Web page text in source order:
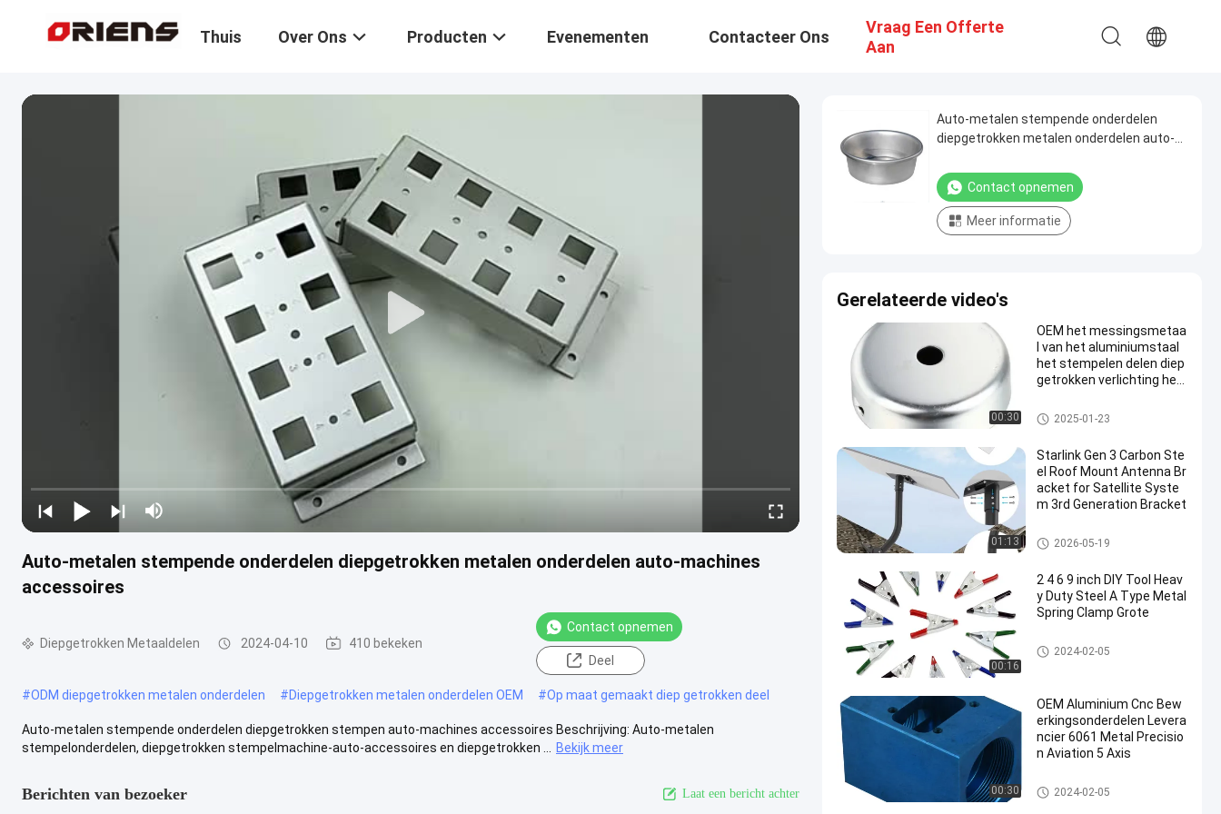
Thuis Over Ons Producten Evenementen Contacteer Ons
Vraag Een Offerte
Aan
Auto-metalen stempende onderdelen diepgetrokken metalen onderdelen auto-machines
accessoires
Diepgetrokken Metaaldelen 2024-04-10 410 bekeken
Contact opnemen
Deel
#ODM diepgetrokken metalen onderdelen #Diepgetrokken metalen onderdelen OEM #Op maat gemaakt diep getrokken deel
Auto-metalen stempende onderdelen diepgetrokken stempen auto-machines accessoires Beschrijving: Auto-metalen
stempelonderdelen, diepgetrokken stempelmachine-auto-accessoires en diepgetrokken ...
Bekijk meer
Berichten van bezoeker Laat een bericht achter
Auto-metalen stempende onderdelen
diepgetrokken metalen onderdelen auto-
Contact opnemen
Meer informatie
Gerelateerde video's
00:30
OEM het messingsmetaa
l van het aluminiumstaal
het stempelen delen diep
getrokken verlichting het
Diepgetrokken Metaaldelen
2025-01-23
01:13
Starlink Gen 3 Carbon Ste
el Roof Mount Antenna Br
acket for Satellite Syste
m 3rd Generation Bracket
Starlink Beugel
2026-05-19
00:16
2 4 6 9 inch DIY Tool Heav
y Duty Steel A Type Metal
Spring Clamp Grote
Metalen veerklemmen
2024-02-05
00:30
OEM Aluminium Cnc Bew
erkingsonderdelen Levera
ncier 6061 Metal Precisio
n Aviation 5 Axis
delen voor cnc-bewerking
2024-02-05